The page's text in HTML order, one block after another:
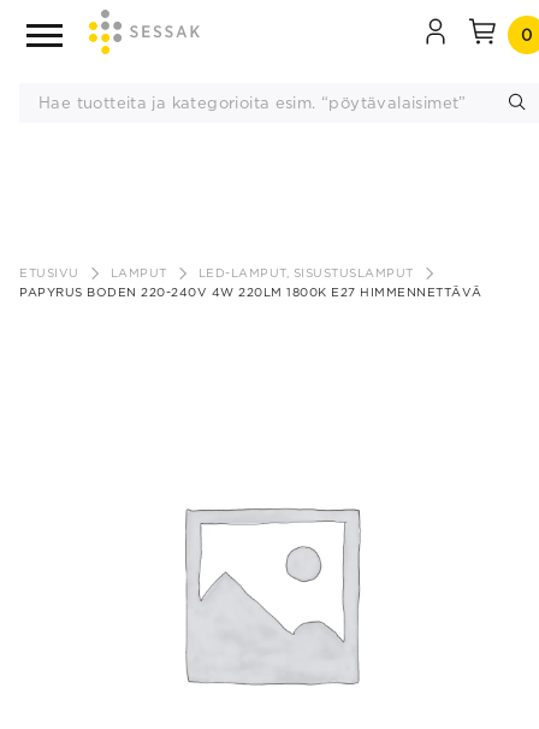
sisältöön
0
ETUSIVU LAMPUT
LED-LAMPUT, SISUSTUSLAMPUT
PAPYRUS BODEN 220-240V 4W 220LM 1800K E27 HIMMENNETTÄVÄ